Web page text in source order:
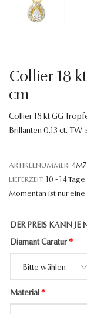
Collier 18
cm
Collier 18 kt GG
Brillanten 0,13 ct,
ARTIKELNUMMER:
LIEFERZEIT: 10 - 14 Tage
Momentan ist nur
DER PREIS KANN
Diamant Caratur *
Material *